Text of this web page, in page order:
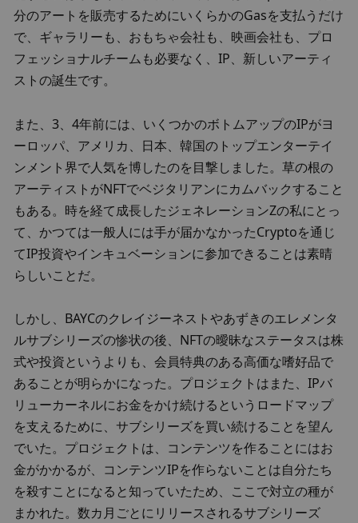
分のアートを販売するためにいくらかのGasを支払うだけ
で、ギャラリーも、おもちゃ会社も、映画会社も、プロ
フェッショナルチームも必要なく、IP、新しいアーティ
ストの誕生です。
また、3、4年前には、いくつかのボトムアップのIPがヨ
ーロッパ、アメリカ、日本、韓国のトップエンターテイ
ンメント界で人気を博したのを目撃しました。草の根の
アーティストがNFTでベジタリアンにカムバックすること
もある。時を経て成長したジェネレーションZの私にとっ
て、かつては一般人には手が届かなかったCryptoを通じ
てIP投資やインキュベーションに参加できることは素晴
らしいことだ。
しかし、BAYCのクレイジーネストやあずきのエレメンタ
ルサブシリーズの惨状の後、NFTの曖昧なステータスは株
式や投資というよりも、会員特典のある高価な嗜好品で
あることが明らかになった。プロジェクトはまた、IPバ
リューカーネルにお金をかけ続けるというロードマップ
を支えるために、サブシリーズを買い続けることを望ん
でいた。プロジェクトは、コンテンツを作ることにはお
金がかかるが、コンテンツIPを作らないことは自分たち
を殺すことになると知っていたため、ここで対立の種が
まかれた。数カ月ごとにリリースされるサブシリーズ